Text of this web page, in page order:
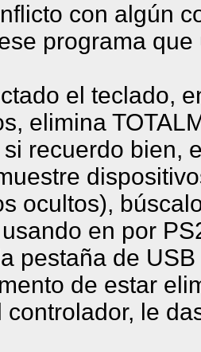
con algún
programa que
el teclado,
elimina
recuerdo bien,
ocultos),
en por
pestaña de
de estar
controlador, le